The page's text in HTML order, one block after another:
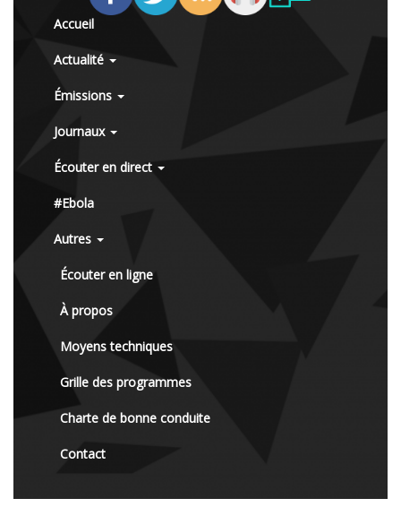
Accueil
Actualité
Émissions
Journaux
Écouter en direct
#Ebola
Autres
Écouter en ligne
À propos
Moyens techniques
Grille des programmes
Charte de bonne conduite
Contact